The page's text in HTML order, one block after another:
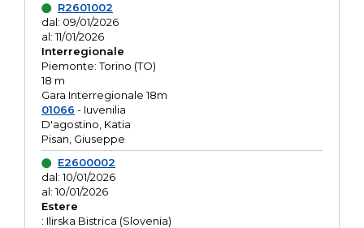
R2601002
dal: 09/01/2026
al: 11/01/2026
Interregionale
Piemonte: Torino (TO)
18 m
Gara Interregionale 18m
01066 - Iuvenilia
D'agostino, Katia
Pisan, Giuseppe
E2600002
dal: 10/01/2026
al: 10/01/2026
Estere
: Ilirska Bistrica (Slovenia)